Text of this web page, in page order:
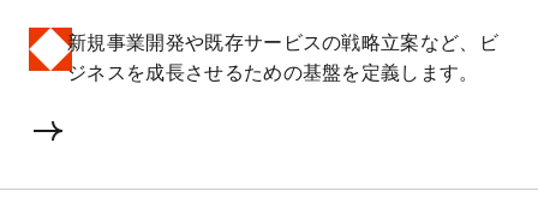
新規事業開発や既存サービスの戦略立案など、ビ
ジネスを成長させるための基盤を定義します。